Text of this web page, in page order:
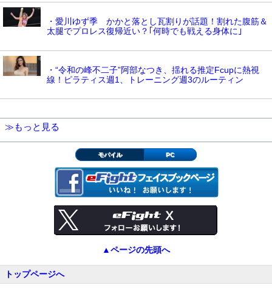
・愛川ゆず季 かかと落とし瓦割りが話題！割れた腹筋＆
太腿でプロレス復帰近い？｢何時でも戦える身体に｣
・“令和の峰不二子”阿部なつき、揺れる推定Fcupに熱視
線！ピラティス週1、トレーニング週3のルーティン
≫もっと見る
モバイル PC
▲ページの先頭へ
トップページへ